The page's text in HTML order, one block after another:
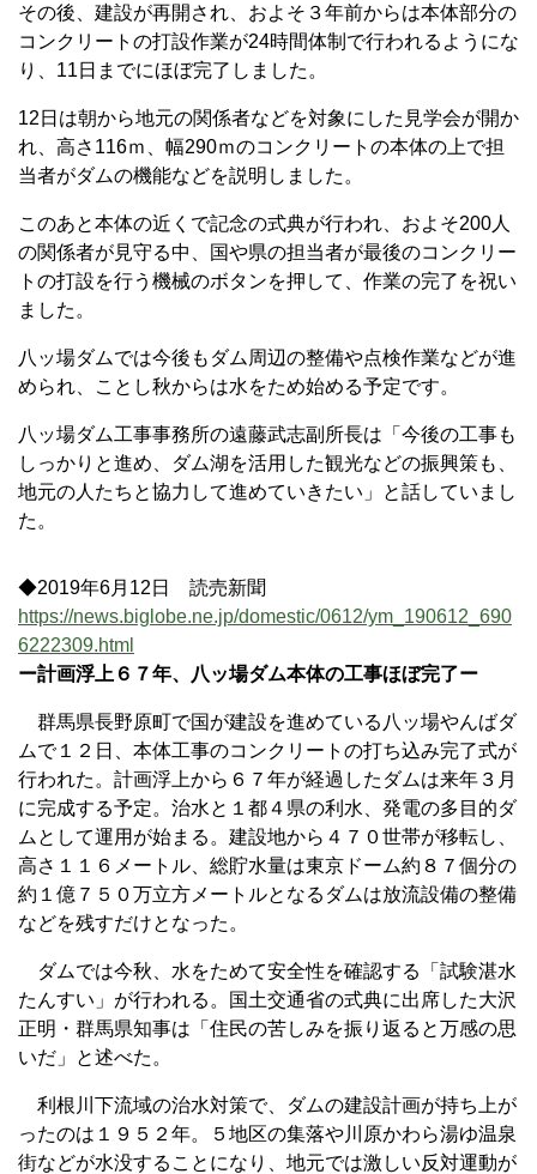
その後、建設が再開され、およそ３年前からは本体部分の
コンクリートの打設作業が24時間体制で行われるようにな
り、11日までにほぼ完了しました。
12日は朝から地元の関係者などを対象にした見学会が開か
れ、高さ116ｍ、幅290ｍのコンクリートの本体の上で担
当者がダムの機能などを説明しました。
このあと本体の近くで記念の式典が行われ、およそ200人
の関係者が見守る中、国や県の担当者が最後のコンクリー
トの打設を行う機械のボタンを押して、作業の完了を祝い
ました。
八ッ場ダムでは今後もダム周辺の整備や点検作業などが進
められ、ことし秋からは水をため始める予定です。
八ッ場ダム工事事務所の遠藤武志副所長は「今後の工事も
しっかりと進め、ダム湖を活用した観光などの振興策も、
地元の人たちと協力して進めていきたい」と話していまし
た。
◆2019年6月12日 読売新聞
https://news.biglobe.ne.jp/domestic/0612/ym_190612_690
6222309.html
ー計画浮上６７年、八ッ場ダム本体の工事ほぼ完了ー
群馬県長野原町で国が建設を進めている八ッ場やんばダ
ムで１２日、本体工事のコンクリートの打ち込み完了式が
行われた。計画浮上から６７年が経過したダムは来年３月
に完成する予定。治水と１都４県の利水、発電の多目的ダ
ムとして運用が始まる。建設地から４７０世帯が移転し、
高さ１１６メートル、総貯水量は東京ドーム約８７個分の
約１億７５０万立方メートルとなるダムは放流設備の整備
などを残すだけとなった。
ダムでは今秋、水をためて安全性を確認する「試験湛水
たんすい」が行われる。国土交通省の式典に出席した大沢
正明・群馬県知事は「住民の苦しみを振り返ると万感の思
いだ」と述べた。
利根川下流域の治水対策で、ダムの建設計画が持ち上が
ったのは１９５２年。５地区の集落や川原かわら湯ゆ温泉
街などが水没することになり、地元では激しい反対運動が